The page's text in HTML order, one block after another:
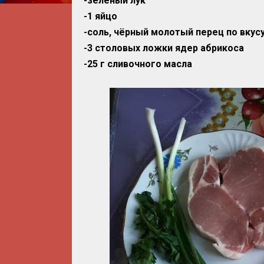
-1 яйцо
-соль, чёрный молотый перец по
-3 столовых ложки ядер абрикоса
-25 г сливочного масла